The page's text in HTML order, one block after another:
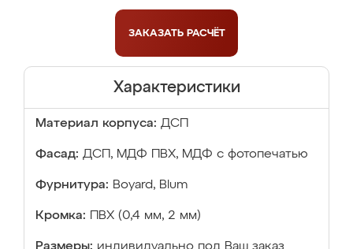
ЗАКАЗАТЬ РАСЧЁТ
Характеристики
Материал корпуса: ДСП
Фасад: ДСП, МДФ ПВХ, МДФ с фотопечатью
Фурнитура: Boyard, Blum
Кромка: ПВХ (0,4 мм, 2 мм)